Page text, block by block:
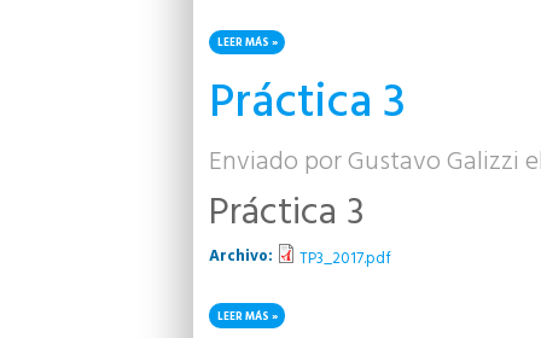
LEER MÁS SOBRE RESUMEN TEORÍA UNIDAD 3
Práctica 3
Enviado porGustavo Galizzi
Práctica 3
Archivo: TP3_2017.pdf
LEER MÁS SOBRE PRÁCTICA 3